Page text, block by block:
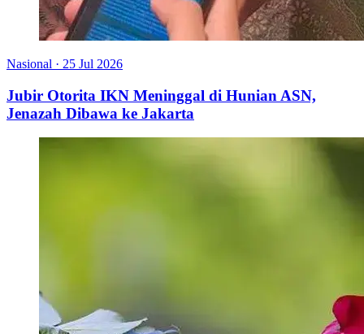
Nasional · 25 Jul 2026
Jubir Otorita IKN Meninggal di Hunian ASN,
Jenazah Dibawa ke Jakarta